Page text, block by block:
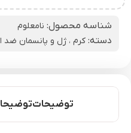
شناسه محصول: نامعلوم
دسته: کرم ، ژل و پانسمان ضد
توضیحات